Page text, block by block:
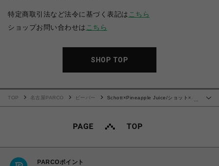
特定商取引法など法令に基づく表記は こちら
ショップお問い合わせは こちら
SHOP TOP
…
TOP 名古屋PARCO ビーバー
Schott×Pineapple Juice/ショット×パ
PARCOポイント